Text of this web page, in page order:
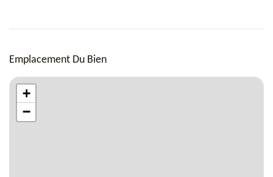
Emplacement Du Bien
+
−